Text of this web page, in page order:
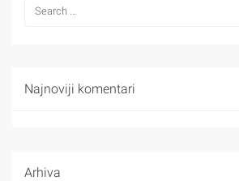
Najnoviji komentari
Arhiva